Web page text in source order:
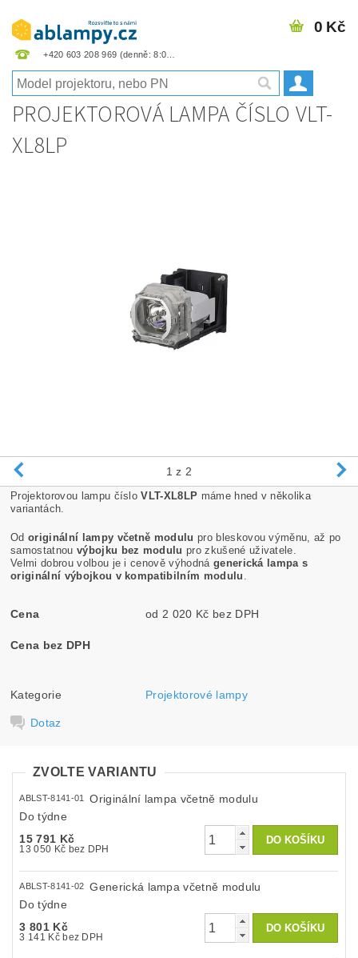
+420 603 208 969
0 Kč
PROJEKTOROVÁ LAMPA ČÍSLO VLT-
XL8LP
1 z 2
Projektorovou lampu čísloVLT-XL8LP máme hned v několika
variantách.
Odoriginální lampy včetně modulu pro bleskovou výměnu, až po
samostatnou výbojku bez modulu pro zkušené uživatele.
Velmi dobrou volbou je i cenově výhodná generická lampa s
originální výbojkou v kompatibilním modulu
Cena od 2 020 Kč bez DPH
Cena bez DPH
Kategorie Projektorové lampy
Dotaz
ZVOLTE VARIANTU
ABLST-8141-01
Originální lampa včetně modulu
Do týdne
15 791 Kč
13 050 Kč bez DPH
ABLST-8141-02
Generická lampa včetně modulu
Do týdne
3 801 Kč
3 141 Kč bez DPH